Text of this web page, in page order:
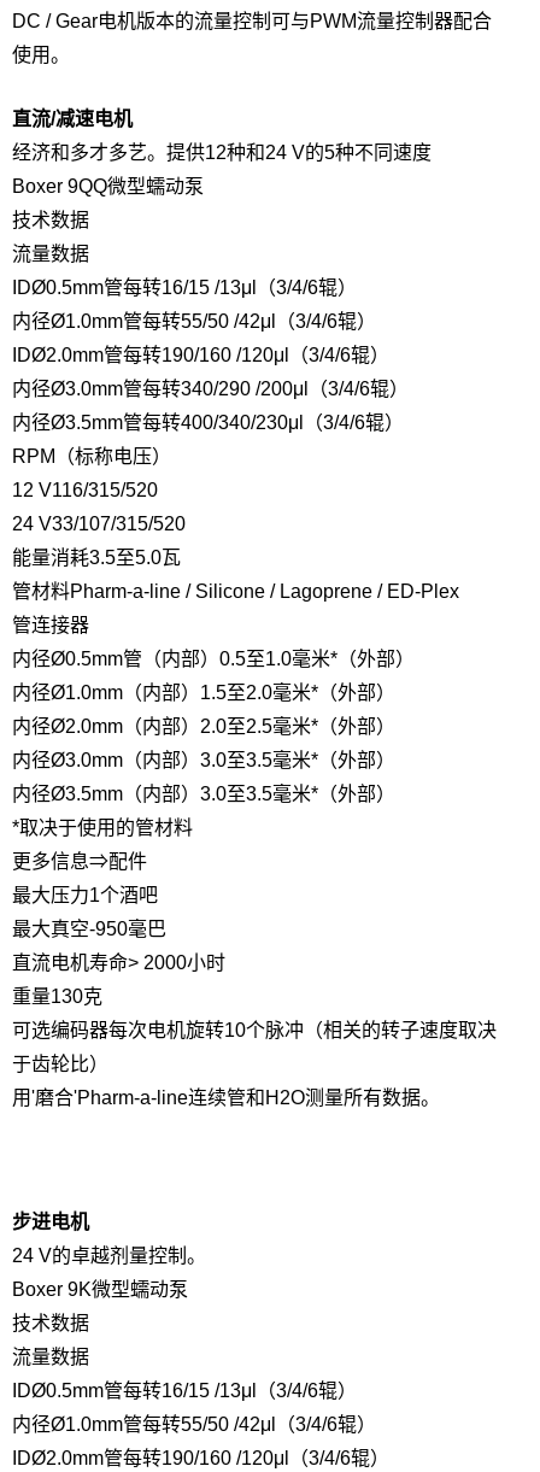
DC / Gear电机版本的流量控制可与PWM流量控制器配合
使用。
直流/减速电机
经济和多才多艺。提供12种和24 V的5种不同速度
Boxer 9QQ微型蠕动泵
技术数据
流量数据
IDØ0.5mm管每转16/15 /13μl（3/4/6辊）
内径Ø1.0mm管每转55/50 /42μl（3/4/6辊）
IDØ2.0mm管每转190/160 /120μl（3/4/6辊）
内径Ø3.0mm管每转340/290 /200μl（3/4/6辊）
内径Ø3.5mm管每转400/340/230μl（3/4/6辊）
RPM（标称电压）
12 V116/315/520
24 V33/107/315/520
能量消耗3.5至5.0瓦
管材料Pharm-a-line / Silicone / Lagoprene / ED-Plex
管连接器
内径Ø0.5mm管（内部） 0.5至1.0毫米*（外部）
内径Ø1.0mm（内部） 1.5至2.0毫米*（外部）
内径Ø2.0mm（内部） 2.0至2.5毫米*（外部）
内径Ø3.0mm（内部） 3.0至3.5毫米*（外部）
内径Ø3.5mm（内部） 3.0至3.5毫米*（外部）
*取决于使用的管材料
更多信息⇒配件
最大压力1个酒吧
最大真空-950毫巴
直流电机寿命> 2000小时
重量130克
可选编码器每次电机旋转10个脉冲（相关的转子速度取决
于齿轮比）
用'磨合'Pharm-a-line连续管和H2O测量所有数据。
步进电机
24 V的卓越剂量控制。
Boxer 9K微型蠕动泵
技术数据
流量数据
IDØ0.5mm管每转16/15 /13μl（3/4/6辊）
内径Ø1.0mm管每转55/50 /42μl（3/4/6辊）
IDØ2.0mm管每转190/160 /120μl（3/4/6辊）